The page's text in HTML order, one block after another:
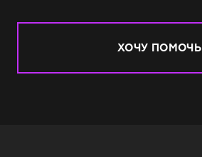
ХОЧУ ПОМОЧЬ